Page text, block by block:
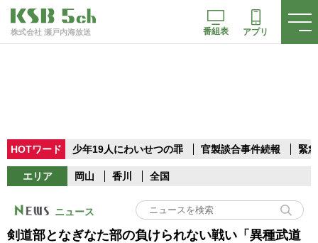
株式会社 瀬戸内海放送 番組表 アプリ
HOTワード 少年19人にわいせつの罪 官製談合事件続報 緊
エリア 岡山 香川 全国
ニュース
剣道部となぎなた部の負けられない戦い「異種武道